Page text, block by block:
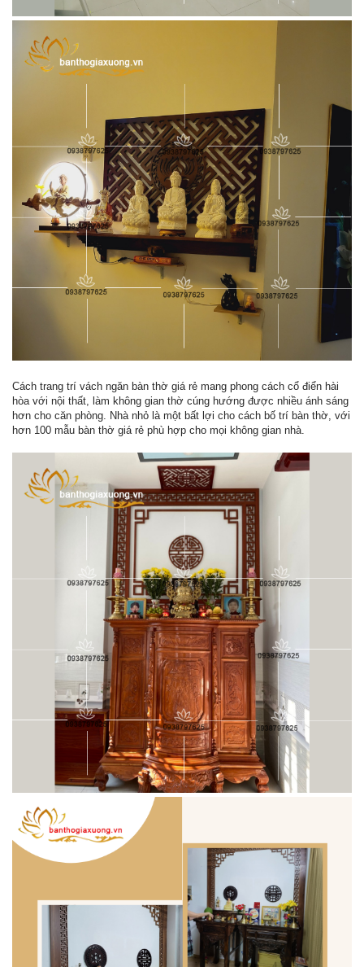
Cách trang trí vách ngăn bàn thờ giá rẻ mang phong cách cổ điển hài
hòa với nội thất, làm không gian thờ cúng hướng được nhiều ánh sáng
hơn cho căn phòng. Nhà nhỏ là một bất lợi cho cách bố trí bàn thờ, với
hơn 100 mẫu bàn thờ giá rẻ phù hợp cho mọi không gian nhà.